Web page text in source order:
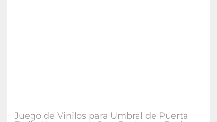
Juego de Vinilos para Umbral de Puerta